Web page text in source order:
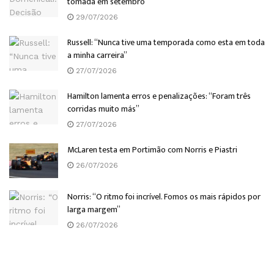
29/07/2026
Russell: “Nunca tive uma temporada como esta em toda
a minha carreira”
27/07/2026
Hamilton lamenta erros e penalizações: “Foram três
corridas muito más”
27/07/2026
McLaren testa em Portimão com Norris e Piastri
26/07/2026
Norris: “O ritmo foi incrível. Fomos os mais rápidos por
larga margem”
26/07/2026